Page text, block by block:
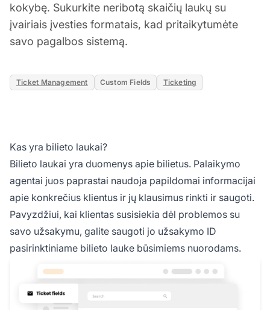
kokybę. Sukurkite neribotą skaičių laukų su
įvairiais įvesties formatais, kad pritaikytumėte
savo pagalbos sistemą.
Ticket Management Custom Fields Ticketing
Kas yra bilieto laukai?
Bilieto laukai yra duomenys apie bilietus. Palaikymo
agentai juos paprastai naudoja papildomai informacijai
apie konkrečius klientus ir jų klausimus rinkti ir saugoti.
Pavyzdžiui, kai klientas susisiekia dėl problemos su
savo užsakymu, galite saugoti jo užsakymo ID
pasirinktiniame bilieto lauke būsimiems nuorodams.